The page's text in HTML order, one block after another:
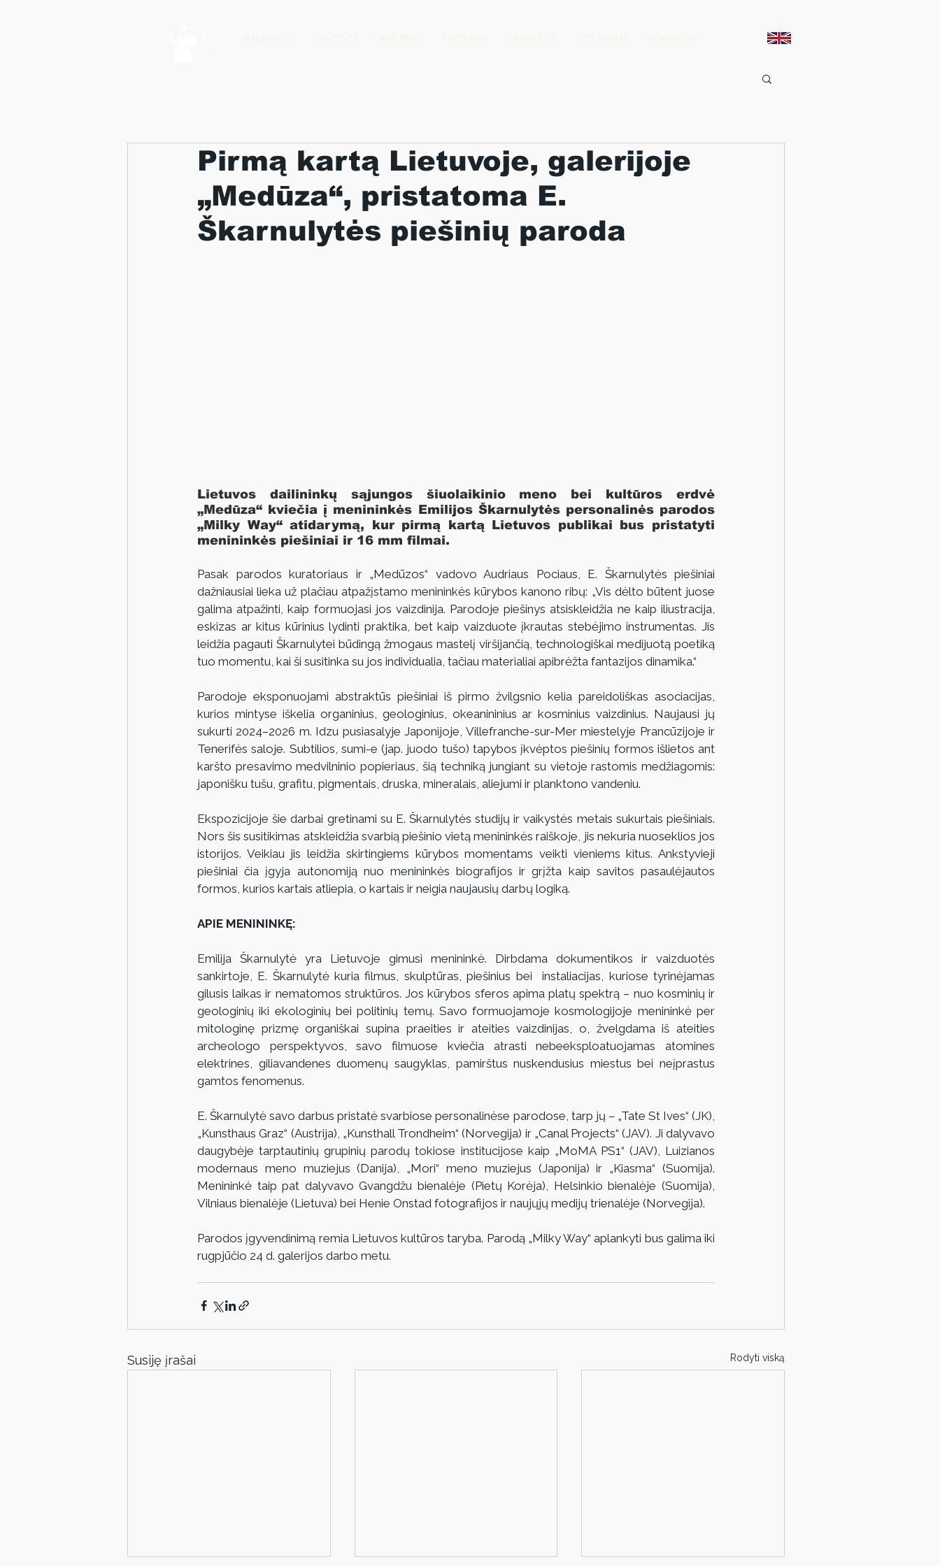
Pirmą kartą Lietuvoje, galerijoje
„Medūza“, pristatoma E.
Škarnulytės piešinių paroda
Lietuvos dailininkų sąjungos šiuolaikinio meno bei kultūros erdvė
„Medūza“ kviečia į menininkės Emilijos Škarnulytės personalinės parodos
„Milky Way“ atidarymą, kur pirmą kartą Lietuvos publikai bus pristatyti
menininkės piešiniai ir 16 mm filmai.
Pasak parodos kuratoriaus ir „Medūzos“ vadovo Audriaus Pociaus, E. Škarnulytės piešiniai
dažniausiai lieka už plačiau atpažįstamo menininkės kūrybos kanono ribų: „Vis dėlto būtent juose
galima atpažinti, kaip formuojasi jos vaizdinija. Parodoje piešinys atsiskleidžia ne kaip iliustracija,
eskizas ar kitus kūrinius lydinti praktika, bet kaip vaizduote įkrautas stebėjimo instrumentas. Jis
leidžia pagauti Škarnulytei būdingą žmogaus mastelį viršijančią, technologiškai medijuotą poetiką
tuo momentu, kai ši susitinka su jos individualia, tačiau materialiai apibrėžta fantazijos dinamika.“
Parodoje eksponuojami abstraktūs piešiniai iš pirmo žvilgsnio kelia pareidoliškas asociacijas,
kurios mintyse iškelia organinius, geologinius, okeanininius ar kosminius vaizdinius. Naujausi jų
sukurti 2024–2026 m. Idzu pusiasalyje Japonijoje, Villefranche-sur-Mer miestelyje Prancūzijoje ir
Tenerifės saloje. Subtilios, sumi-e (jap. juodo tušo) tapybos įkvėptos piešinių formos išlietos ant
karšto presavimo medvilninio popieriaus, šią techniką jungiant su vietoje rastomis medžiagomis:
japonišku tušu, grafitu, pigmentais, druska, mineralais, aliejumi ir planktono vandeniu.
Ekspozicijoje šie darbai gretinami su E. Škarnulytės studijų ir vaikystės metais sukurtais piešiniais.
Nors šis susitikimas atskleidžia svarbią piešinio vietą menininkės raiškoje, jis nekuria nuoseklios jos
istorijos. Veikiau jis leidžia skirtingiems kūrybos momentams veikti vieniems kitus. Ankstyvieji
piešiniai čia įgyja autonomiją nuo menininkės biografijos ir grįžta kaip savitos pasaulėjautos
formos, kurios kartais atliepia, o kartais ir neigia naujausių darbų logiką.
APIE MENININKĘ:
Emilija Škarnulytė yra Lietuvoje gimusi menininkė. Dirbdama dokumentikos ir vaizduotės
sankirtoje, E. Škarnulytė kuria filmus, skulptūras, piešinius bei  instaliacijas, kuriose tyrinėjamas
gilusis laikas ir nematomos struktūros. Jos kūrybos sferos apima platų spektrą – nuo kosminių ir
geologinių iki ekologinių bei politinių temų. Savo formuojamoje kosmologijoje menininkė per
mitologinę prizmę organiškai supina praeities ir ateities vaizdinijas, o, žvelgdama iš ateities
archeologo perspektyvos, savo filmuose kviečia atrasti nebeeksploatuojamas atomines
elektrines, giliavandenes duomenų saugyklas, pamirštus nuskendusius miestus bei neįprastus
gamtos fenomenus.
E. Škarnulytė savo darbus pristatė svarbiose personalinėse parodose, tarp jų – „Tate St Ives“ (JK),
„Kunsthaus Graz“ (Austrija), „Kunsthall Trondheim“ (Norvegija) ir „Canal Projects“ (JAV). Ji dalyvavo
daugybėje tarptautinių grupinių parodų tokiose institucijose kaip „MoMA PS1“ (JAV), Luizianos
modernaus meno muziejus (Danija), „Mori“ meno muziejus (Japonija) ir „Kiasma“ (Suomija).
Menininkė taip pat dalyvavo Gvangdžu bienalėje (Pietų Korėja), Helsinkio bienalėje (Suomija),
Vilniaus bienalėje (Lietuva) bei Henie Onstad fotografijos ir naujųjų medijų trienalėje (Norvegija).
Parodos įgyvendinimą remia Lietuvos kultūros taryba. Parodą „Milky Way“ aplankyti bus galima iki
rugpjūčio 24 d. galerijos darbo metu.
Susiję įrašai Rodyti viską